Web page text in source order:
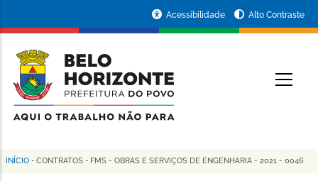
conteúdo
principal
da
Prefeitura
de
Horizonte
Acessibilidade Alto Contraste
Trilha
INÍCIO - CONTRATOS - FMS - OBRAS E SERVIÇOS DE ENGENHARIA - 2021 - 0046